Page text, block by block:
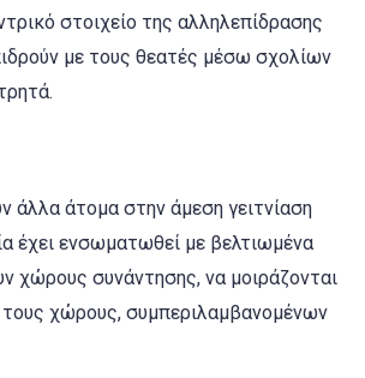
στοιχείο της αλληλεπίδρασης
με τους θεατές μέσω σχολίων
άλλα άτομα στην άμεση γειτνίαση
έχει ενσωματωθεί με βελτιωμένα
χώρους συνάντησης, να μοιράζονται
χώρους, συμπεριλαμβανομένων